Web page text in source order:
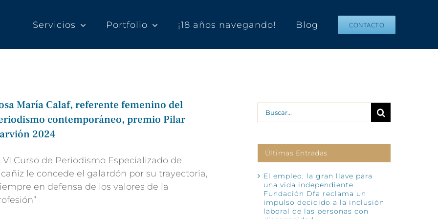
Servicios Portfolio ¡18 años navegando! Blog CONTACTO
María Calaf, referente femenino del
contemporáneo, premio Pilar
2024
VI Curso de Periodismo Especializado de
le concede el galardón por su trayectoria,
en defensa de los valores de la
Buscar:
Últimas Entradas
El empleo, la gran llave para
una vida independiente:
Fundación Dfa reclama un
impulso decidido a la inclusión
laboral de las personas con